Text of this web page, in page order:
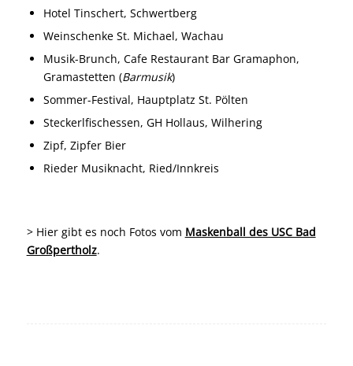
Hotel Tinschert, Schwertberg
Weinschenke St. Michael, Wachau
Musik-Brunch, Cafe Restaurant Bar Gramaphon,
Gramastetten (Barmusik)
Sommer-Festival, Hauptplatz St. Pölten
Steckerlfischessen, GH Hollaus, Wilhering
Zipf, Zipfer Bier
Rieder Musiknacht, Ried/Innkreis
> Hier gibt es noch Fotos vom Maskenball des USC Bad
Großpertholz.